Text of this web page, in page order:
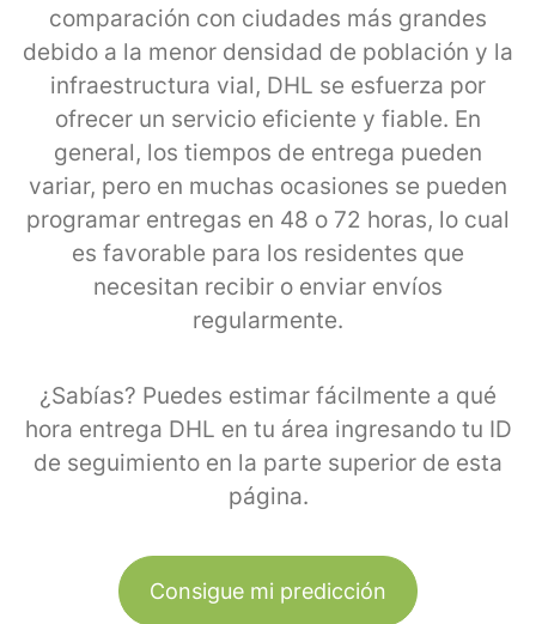
comparación con ciudades más grandes
debido a la menor densidad de población y la
infraestructura vial, DHL se esfuerza por
ofrecer un servicio eficiente y fiable. En
general, los tiempos de entrega pueden
variar, pero en muchas ocasiones se pueden
programar entregas en 48 o 72 horas, lo cual
es favorable para los residentes que
necesitan recibir o enviar envíos
regularmente.
¿Sabías? Puedes estimar fácilmente a qué
hora entrega DHL en tu área ingresando tu ID
de seguimiento en la parte superior de esta
página.
Consigue mi predicción